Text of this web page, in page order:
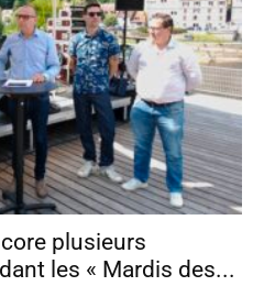
plusieurs
les « Mardis des...